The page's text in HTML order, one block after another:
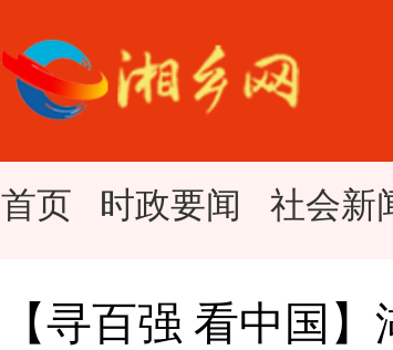
首页 时政要闻 社会新
【寻百强 看中国